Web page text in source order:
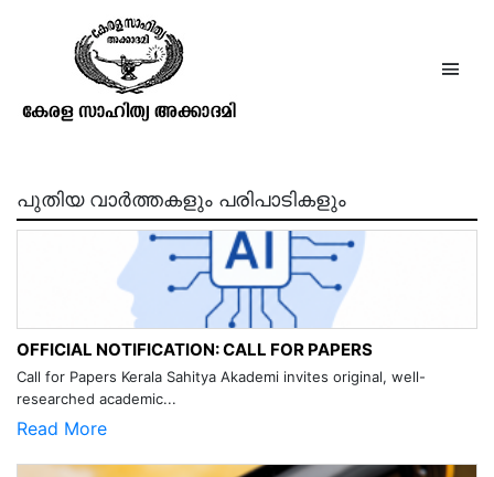
സൌരഭനും രാഷ്ട്രനും
പുതിയ വാർത്തകളും പരിപാടികളും
OFFICIAL NOTIFICATION: CALL FOR PAPERS
Call for Papers Kerala Sahitya Akademi invites original, well-
researched academic...
Read More